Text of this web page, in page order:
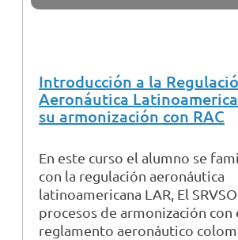
Introducción a la
Aeronáutica
su armonización con RAC
En este curso el alumno se
con la regulación aeronáutica
latinoamericana LAR, El
procesos de armonización con
reglamento aeronáutico